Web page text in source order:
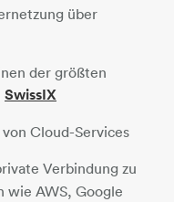
über
der größten
SwissIX
Cloud-Services
Verbindung zu
wie AWS, Google